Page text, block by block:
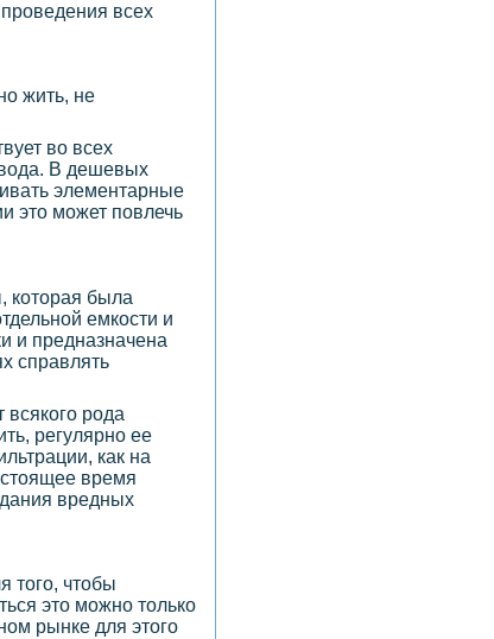
проведения всех
жить, не
во всех
В дешевых
элементарные
это может повлечь
которая была
емкости и
и предназначена
справлять
всякого рода
регулярно ее
как на
время
вредных
того, чтобы
это можно только
рынке для этого